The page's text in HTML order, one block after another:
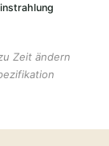
Zeit ändern